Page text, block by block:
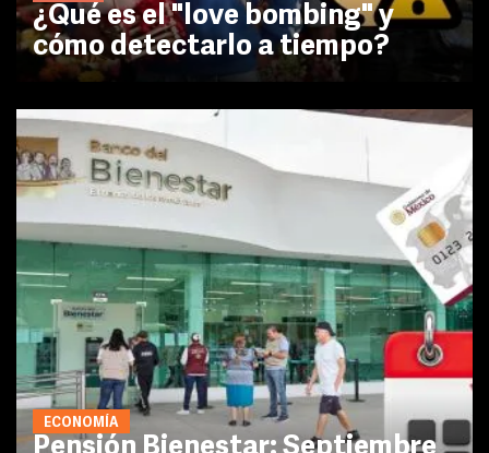
¿Qué es el "love bombing" y
cómo detectarlo a tiempo?
ECONOMÍA